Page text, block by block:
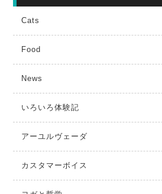
Cats
Food
News
いろいろ体験記
アーユルヴェーダ
カスタマーボイス